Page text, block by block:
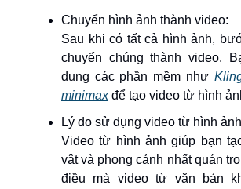
Chuyển hình ảnh thành video:
Sau khi có tất cả hình ảnh,
chuyển chúng thành video.
dụng các phần mềm như
minimaxđể tạo video từ hình
Lý do sử dụng video từ hình
Video từ hình ảnh giúp bạn
vật và phong cảnh nhất quán
điều mà video từ văn bản